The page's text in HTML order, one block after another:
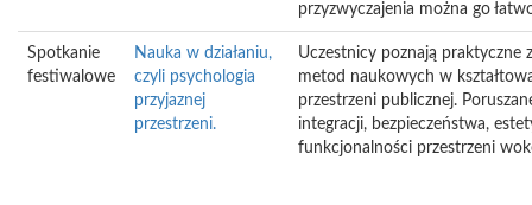
przyzwyczajenia można go
Spotkanie
festiwalowe
Nauka w działaniu,
czyli psychologia
przyjaznej
przestrzeni.
Uczestnicy poznają praktyczne
metod naukowych w
przestrzeni publicznej.
integracji, bezpieczeństwa,
funkcjonalności przestrzeni